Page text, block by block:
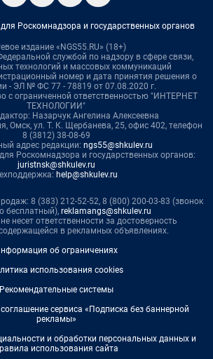
Роскомнадзора и государственных органов
издание «NGS55.RU» (18+)
службой по надзору в сфере связи,
технологий и массовых коммуникаций
номер и дата принятия решения о
- ЭЛ № ФС 77 - 78819 от 07.08.2020 г.
с ограниченной ответственностью "ИНТЕРНЕТ
ТЕХНОЛОГИИ"
Назарчук Ангелина Алексеевна
Омск, ул. Т. К. Щербанева, 25, офис 402, телефон
8 (3812) 38-08-69
адрес редакции: ngs55@shkulev.ru
Роскомнадзора и государственных органов:
juristnsk@shkulev.ru
help@shkulev.ru
8 (383) 212-52-52, 8 (800) 200-03-83 (звонок
бесплатный), reklamangs@shkulev.ru
несет ответственности за достоверность
в рекламных объявлениях.
об ограничениях
использования cookies
Рекомендательные системы
сервиса «Подписка без баннерной
рекламы»
и обработки персональных данных и
использования сайта